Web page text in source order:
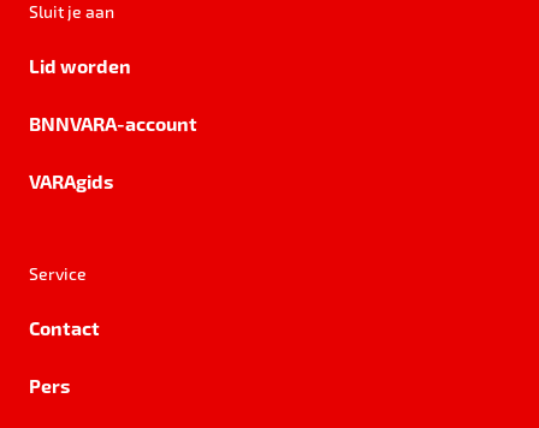
Sluit je aan
Lid worden
BNNVARA-account
VARAgids
Service
Contact
Pers